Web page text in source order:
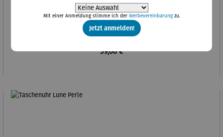
Herren Halskette | Walnuss, personalisierbar – Julius
Regulärer Preis:
59,00 €
Mit einer Anmeldung stimme ich der Werbevereinbarungzu.
Jetzt anmelden!